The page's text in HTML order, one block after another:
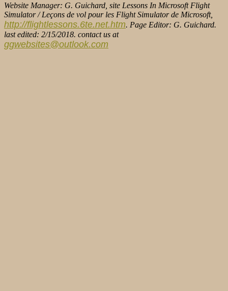
Website Manager: G. Guichard, site Lessons In Microsoft Flight
Simulator / Leçons de vol pour les Flight Simulator de Microsoft,
http://flightlessons.6te.net.htm. Page Editor: G. Guichard.
last edited: 2/15/2018. contact us at
ggwebsites@outlook.com